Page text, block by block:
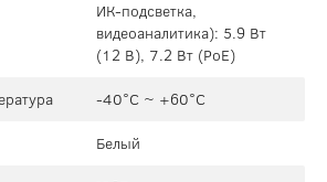
ИК-подсветка,
видеоаналитика): 5.9 Вт
(12 В), 7.2 Вт (PoE)
-40°C ~ +60°C
Белый